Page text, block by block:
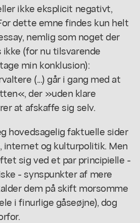
ikke eksplicit negativt,
dette emne findes kun helt
nemlig som noget der
(for nu tilsvarende
min konklusion):
(...) går i gang med at
der »uden klare
at afskaffe sig selv.
hovedsagelig faktuelle sider
internet og kulturpolitik. Men
sig ved et par principielle -
- synspunkter af mere
dem på skift morsomme
i finurlige gåseøjne), dog